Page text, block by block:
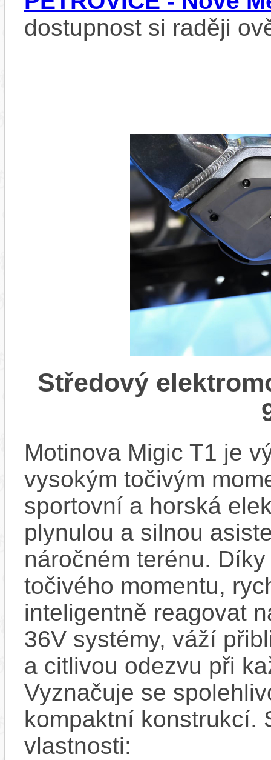
dostupnost si raději
Středový
Motinova Migic T1 je
vysokým točivým
sportovní a horská
plynulou a silnou
náročném terénu.
točivého momentu,
inteligentně reagovat
36V systémy, váží
a citlivou odezvu při
Vyznačuje se
kompaktní konstrukcí.
vlastnosti: